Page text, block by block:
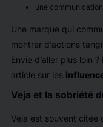
une
Une marque qui
montrer d’actions
Envie d’aller plus loin
article sur les
Veja et la sobriété
Veja est souvent citée